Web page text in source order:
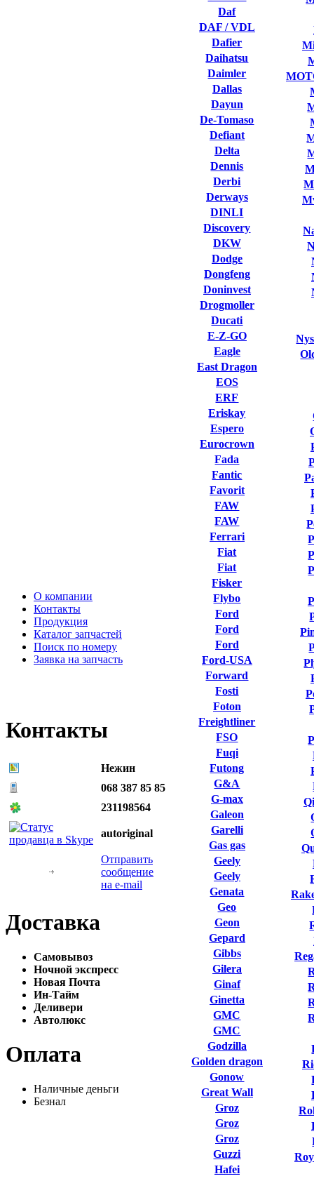
О компании
Контакты
Продукция
Каталог запчастей
Поиск по номеру
Заявка на запчасть
Контакты
Нежин
068 387 85 85
231198564
autoriginal
Отправить
сообщение
на e-mail
Доставка
Самовывоз
Ночной экспресс
Новая Почта
Ин-Тайм
Деливери
Автолюкс
Оплата
Наличные деньги
Безнал
Daf
DAF / VDL
Dafier
Daihatsu
Daimler
Dallas
Dayun
De-Tomaso
Defiant
Delta
Dennis
Derbi
Derways
DINLI
Discovery
DKW
Dodge
Dongfeng
Doninvest
Drogmoller
Ducati
E-Z-GO
Eagle
East Dragon
EOS
ERF
Eriskay
Espero
Eurocrown
Fada
Fantic
Favorit
FAW
FAW
Ferrari
Fiat
Fiat
Fisker
Flybo
Ford
Ford
Ford
Ford-USA
Forward
Fosti
Foton
Freightliner
FSO
Fuqi
Futong
G&A
G-max
Galeon
Garelli
Gas gas
Geely
Geely
Genata
Geo
Geon
Gepard
Gibbs
Gilera
Ginaf
Ginetta
GMC
GMC
Godzilla
Golden dragon
Gonow
Great Wall
Groz
Groz
Groz
Guzzi
Hafei